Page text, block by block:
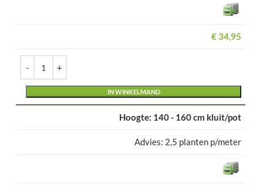
€34,95
IN WINKELMAND
140 - 160 cm kluit/pot
2,5 planten p/meter